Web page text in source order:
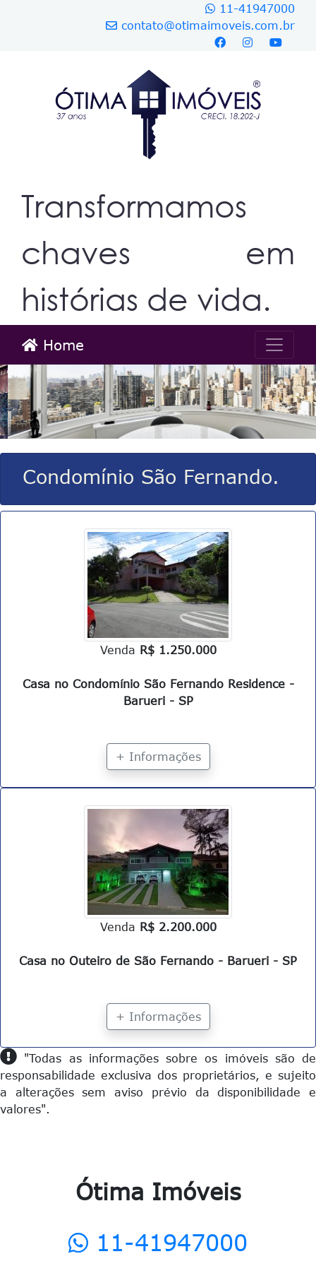
11-41947000
contato@otimaimoveis.com.br
Transformamos
chaves em
histórias de vida.
Home
Condomínio São Fernando.
Venda R$ 1.250.000
Casa no Condomínio São Fernando Residence -
Barueri - SP
+ Informações
Venda R$ 2.200.000
Casa no Outeiro de São Fernando - Barueri - SP
+ Informações
"Todas as informações sobre os imóveis são de
responsabilidade exclusiva dos proprietários, e sujeito
a alterações sem aviso prévio da disponibilidade e
valores".
Ótima Imóveis
11-41947000